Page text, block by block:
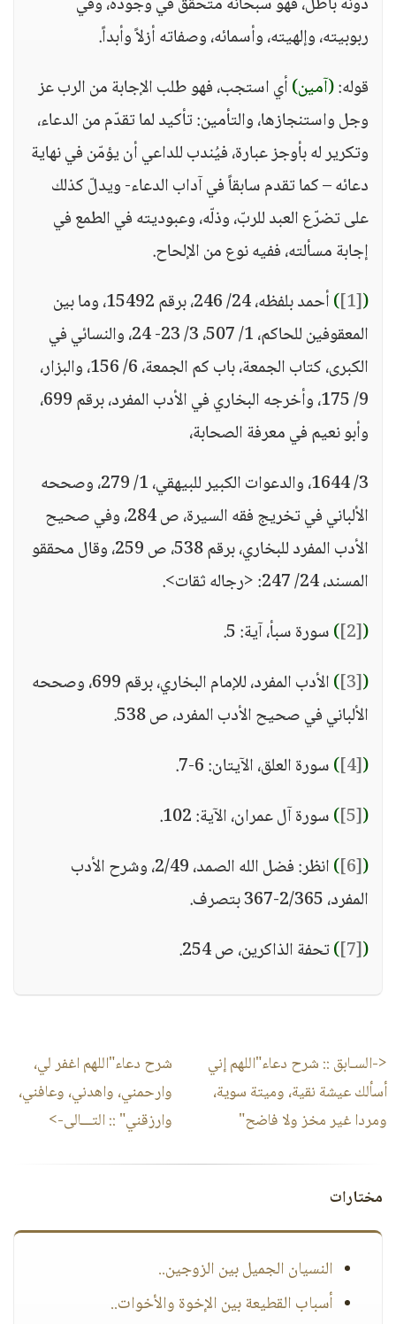
ربوبيته، وإلهيته، وأسمائه، وصفاته أزلاً وأبداً.
قوله:(آمين)أي استجب، فهو طلب الإجابة من الرب عز
وجل واستنجازها، والتأمين: تأكيد لما تقدّم من الدعاء،
وتكرير له بأوجز عبارة، فيُندب للداعي أن يؤمّن في نهاية
دعائه – كما تقدم سابقاً في آداب الدعاء- ويدلّ كذلك
على تضرّع العبد للربّ، وذلّه، وعبوديته في الطمع في
إجابة مسألته، ففيه نوع من الإلحاح.
(
[1]
)
أحمد بلفظه، 24/ 246، برقم 15492، وما بين
المعقوفين للحاكم، 1/ 507، 3/ 23- 24، والنسائي في
الكبرى، كتاب الجمعة، باب كم الجمعة، 6/ 156، والبزار،
9/ 175، وأخرجه البخاري في الأدب المفرد، برقم 699،
وأبو نعيم في معرفة الصحابة،
3/ 1644، والدعوات الكبير للبيهقي، 1/ 279، وصححه
الألباني في تخريج فقه السيرة، ص 284، وفي صحيح
الأدب المفرد للبخاري، برقم 538، ص 259، وقال محققو
المسند، 24/ 247: <رجاله ثقات>.
(
[2]
)سورة سبأ، آية: 5.
(
[3]
)
الأدب المفرد، للإمام البخاري، برقم 699، وصححه
الألباني في صحيح الأدب المفرد، ص 538.
(
[4]
)سورة العلق، الآيتان: 6-7.
(
[5]
)سورة آل عمران، الآية: 102.
(
[6]
)
انظر: فضل الله الصمد، 2/49، وشرح الأدب
المفرد، 2/365-367 بتصرف.
(
[7]
)تحفة الذاكرين، ص 254.
<-السـابق :: شرح دعاء"اللهم إني
أسألك عيشة نقية، وميتة سوية،
ومردا غير مخز ولا فاضح"
شرح دعاء"اللهم اغفر لي،
وارحمني، واهدني، وعافني،
وارزقني" :: التـــالى->
مختارات
النسيان الجميل بين الزوجين..
أسباب القطيعة بين الإخوة والأخوات..